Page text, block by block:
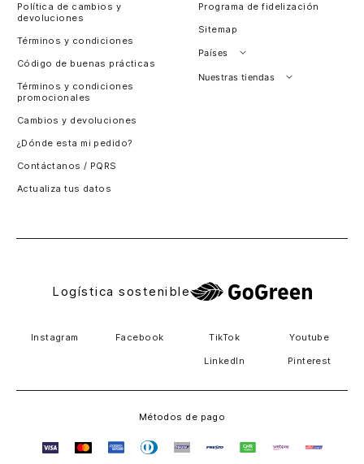
Política de cambios y
devoluciones
Términos y condiciones
Código de buenas prácticas
Términos y condiciones
promocionales
Cambios y devoluciones
¿Dónde esta mi pedido?
Contáctanos / PQRS
Actualiza tus datos
Programa de fidelización
Sitemap
Países
Perú
Nuestras tiendas
Logística sostenible
Instagram Facebook TikTok Youtube
LinkedIn Pinterest
Métodos de pago